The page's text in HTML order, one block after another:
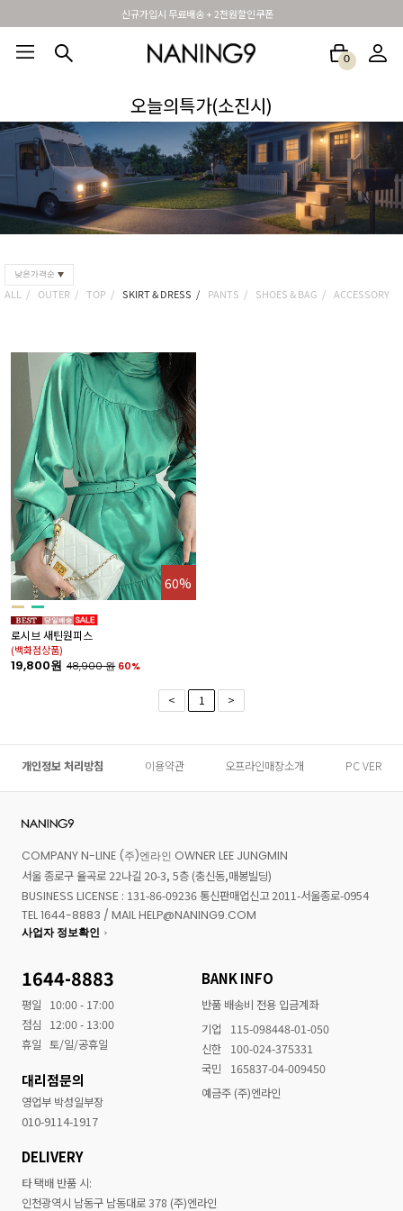
신규가입시 무료배송 + 2천원할인쿠폰
0
베스트재진행 썸머여행룩
오늘의특가(소진시)
낮은가격순
ALL OUTER TOP SKIRT & DRESS PANTS SHOES & BAG ACCESSORY
60%
로시브 새틴원피스
(백화점상품)
19,800원 48,900원 60%
< 1 >
개인정보 처리방침 이용약관 오프라인매장소개 PC VER
COMPANY N-LINE (주)엔라인 OWNER LEE JUNGMIN
서울 종로구 율곡로 22나길 20-3, 5층 (충신동,매봉빌딩)
BUSINESS LICENSE : 131-86-09236 통신판매업신고 2011-서울종로-0954
TEL 1644-8883 / MAIL HELP@NANING9.COM
사업자 정보확인
1644-8883
평일
10:00 - 17:00
점심
12:00 - 13:00
휴일 토/일/공휴일
대리점문의
영업부 박성일부장
010-9114-1917
BANK INFO
반품 배송비 전용 입금계좌
기업
115-098448-01-050
신한
100-024-375331
국민
165837-04-009450
예금주 (주)엔라인
DELIVERY
타 택배 반품 시:
인천광역시 남동구 남동대로 378 (주)엔라인